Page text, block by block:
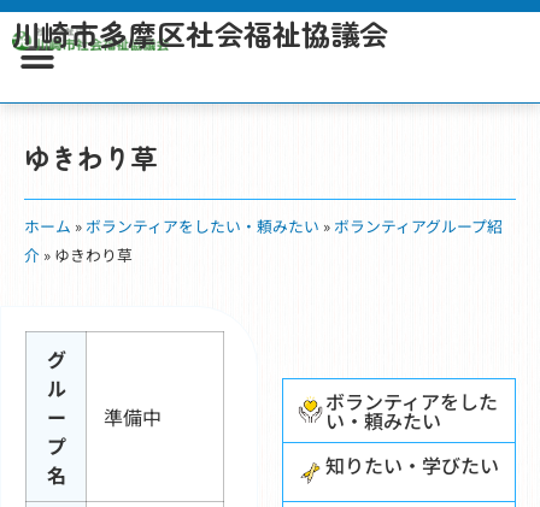
川崎市多摩区社会福祉協議会
ゆきわり草
ホーム » ボランティアをしたい・頼みたい » ボランティアグループ紹
介 » ゆきわり草
ボランティアをした
い・頼みたい
知りたい・学びたい
グ
ル
ー
プ
名
準備中